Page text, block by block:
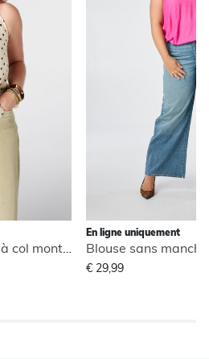
En ligne uniquement
€ 29,99